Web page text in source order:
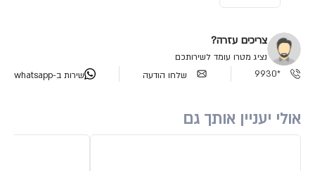
צריכים עזרה?
נציג מטרו עומד לשירותכם
*9930
שלחו הודעה שירות ב-whatsapp
אולי יעניין אותך גם